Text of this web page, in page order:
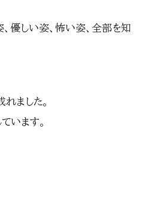
優しい姿、怖い姿、全部を知
ました。
います。